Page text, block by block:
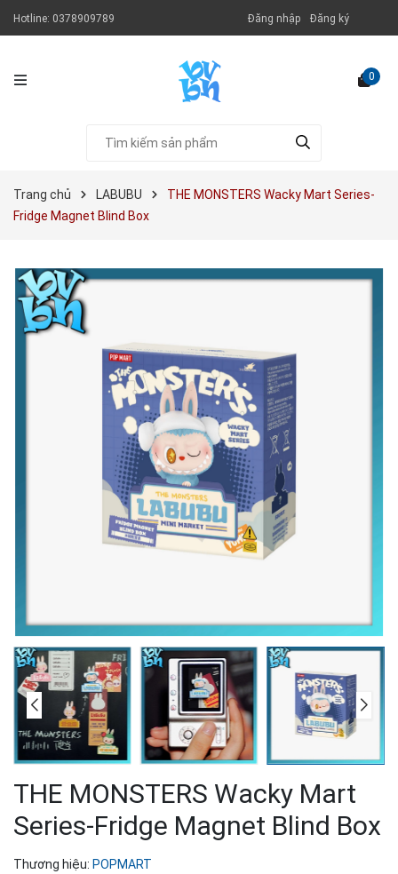
Hotline: 0378909789 Đăng nhập Đăng ký
0
Trang chủ LABUBU
THE MONSTERS Wacky Mart Series-
Fridge Magnet Blind Box
THE MONSTERS Wacky Mart
Series-Fridge Magnet Blind Box
Thương hiệu: POPMART